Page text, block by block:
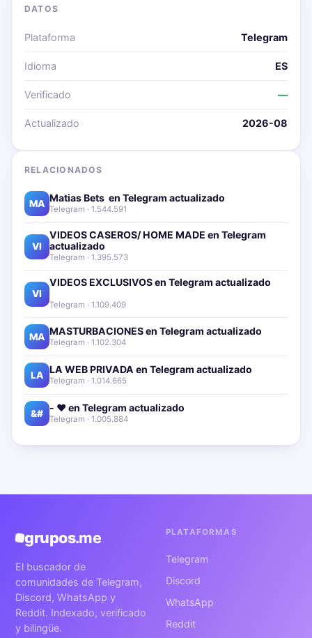
DATOS
Plataforma Telegram
Idioma ES
Verificado —
Actualizado 2026-08
RELACIONADOS
MA Matias Bets ‍ en Telegram actualizado📱🔥
Telegram · 1.544.591
VI
VIDEOS CASEROS/ HOME MADE en Telegram
actualizado📱🔥
Telegram · 1.395.573
VI
VIDEOS EXCLUSIVOS en Telegram actualizado📱
Telegram · 1.109.409
MA MASTURBACIONES en Telegram actualizado📱🔥
Telegram · 1.102.304
LA LA WEB PRIVADA en Telegram actualizado📱🔥
Telegram · 1.014.665
&# - ❤️ en Telegram actualizado📱🔥
Telegram · 1.005.884
grupos.me
El buscador de
comunidades de Telegram,
Discord, WhatsApp y
Reddit. Indexado, verificado
y bilingüe.
PLATAFORMAS
Telegram
Discord
WhatsApp
Reddit